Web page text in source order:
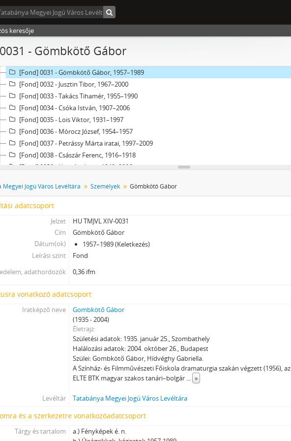
keresője
- Gömbkötő Gábor
[Fond] 0026 - Mányoki Lászó, 1951–2005
[Fond] 0027 - Erdész Gyuláné, 1935–1965
[Fond] 0028 - Benczik Lajos, 1941–1975
[Fond] 0029 - Madarász Anna, 1972–1996
[Fond] 0031 - Gömbkötő Gábor, 1957–1989
[Fond] 0032 - Jusztin Tibor, 1967–2000
[Fond] 0033 - Takács Tihamér, 1955–1990
[Fond] 0034 - Csóka István, 1907–2006
[Fond] 0035 - Lois Viktor, 1931–1997
[Fond] 0036 - Mórocz József, 1954–1957
[Fond] 0037 - Petrássy Márta iratai, 1997–2009
[Fond] 0038 - Császár Ferenc, 1916–1918
[Fond] 0039 - Horváth Imre, 1949–2006
[fondfőcsoport] XV - Gyűjtemények, 1223 - 2024
[fondfőcsoport] XVII - Néphatalmi és különleges feladatokra létrejött bizottságok, 1945 - 1949
[fondfőcsoport] XXIV - Az államigazgatás területi szervei, 1899 - 2002
[fondfőcsoport] XXIX - Vállalatok, 1896 - 2004
[fondfőcsoport] XXXIII - Külön intézkedéssel levéltárba utalt iratok, 1895 - 2014
Megyei Jogú Város Levéltára Személyek Gömbkötő Gábor
adatcsoport
Jelzet
HU TMJVL XIV-0031
Cím
Gömbkötő Gábor
Dátum(ok)
1957–1989 (Keletkezés)
Leírási szint
Fond
adathordozók
0,36 ifm
vonatkozó adatcsoport
Iratképző neve
Gombkötő Gábor
(1935 - 2004)
Életrajz
Születési adatok: 1935. január 25., Szombathely
Halálozási adatok: 2004. október 26., Budapest
Szülei: Gombkötő Gábor, Hídvéghy Gabriella.
A Színház- és Filmművészeti Főiskola dramaturgia szakán végzett (1956), az
ELTE BTK magyar szakos tanári–bolgár ... »
Levéltár Tatabánya Megyei Jogú Város Levéltára
és a szerkezetre vonatkozóadatcsoport
Tárgy és tartalom
a.) Fényképek é. n.